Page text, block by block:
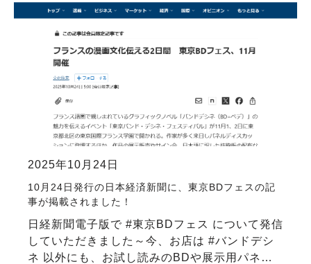
2025年10月24日
10月24日発行の日本経済新聞に、東京BDフェスの記
事が掲載されました！
日経新聞電子版で #東京BDフェス について発信
していただきました～今、お店は #バンドデシ
ネ 以外にも、お試し読みのBDや展示用パネル